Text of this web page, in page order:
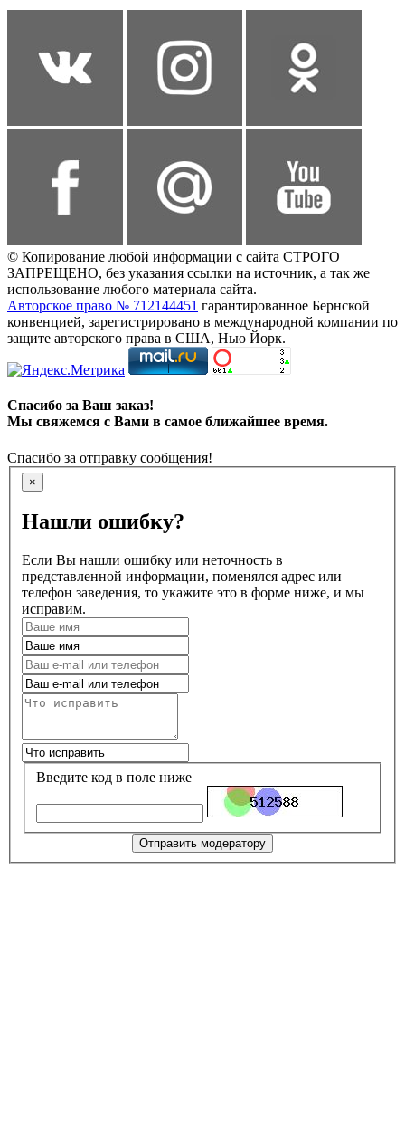
© Копирование любой информации с сайта СТРОГО
ЗАПРЕЩЕНО, без указания ссылки на источник, а так же
использование любого материала сайта.
Авторское право № 712144451 гарантированное Бернской
конвенцией, зарегистрировано в международной компании по
защите авторского права в США, Нью Йорк.
Спасибо за Ваш заказ!
Мы свяжемся с Вами в самое ближайшее время.
Спасибо за отправку сообщения!
×
Нашли ошибку?
Если Вы нашли ошибку или неточность в
представленной информации, поменялся адрес или
телефон заведения, то укажите это в форме ниже, и мы
исправим.
Введите код в поле ниже
Отправить модератору